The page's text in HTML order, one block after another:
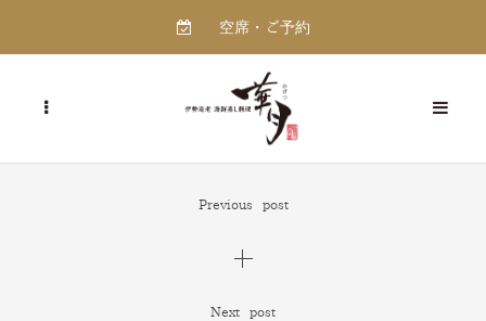
空席・ご予約
Previous post
Next post